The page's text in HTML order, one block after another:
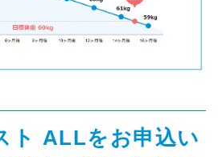
ト ALLをお申込い